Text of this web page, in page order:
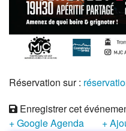
Réservation sur :
Enregistrer cet
+ Google Agenda
+